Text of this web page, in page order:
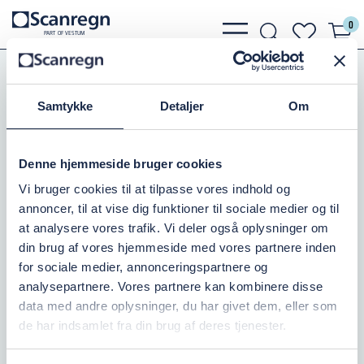
Samtykke Detaljer Om
Denne hjemmeside bruger cookies
Vi bruger cookies til at tilpasse vores indhold og
annoncer, til at vise dig funktioner til sociale medier og til
at analysere vores trafik. Vi deler også oplysninger om
din brug af vores hjemmeside med vores partnere inden
for sociale medier, annonceringspartnere og
analysepartnere. Vores partnere kan kombinere disse
data med andre oplysninger, du har givet dem, eller som
de har indsamlet fra din brug af deres tjenester.
PARTOF VESTUM
bars
light
search
light
heart 0
Koblinger
KARDAN HUN 89/3" UDV.GEV.
Varenr.:
På lager: 8
800,00 DKKinkl. moms
Læg i kurv